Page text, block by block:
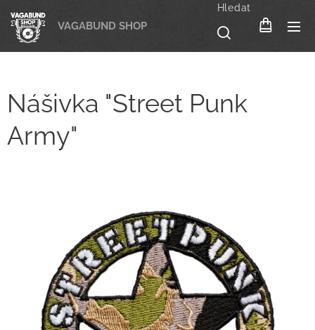
VAGABUND SHOP
Hledat
Nášivka "Street Punk
Army"